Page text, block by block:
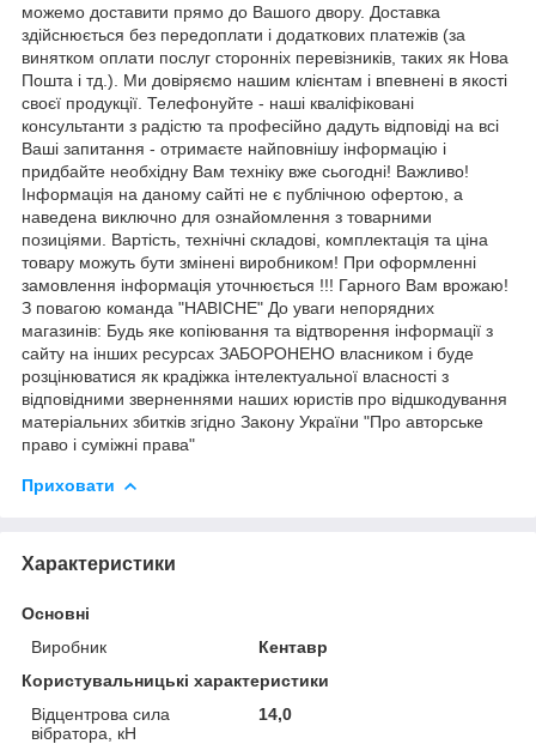
можемо доставити прямо до Вашого двору. Доставка
здійснюється без передоплати і додаткових платежів (за
винятком оплати послуг сторонніх перевізників, таких як Нова
Пошта і тд.). Ми довіряємо нашим клієнтам і впевнені в якості
своєї продукції. Телефонуйте - наші кваліфіковані
консультанти з радістю та професійно дадуть відповіді на всі
Ваші запитання - отримаєте найповнішу інформацію і
придбайте необхідну Вам техніку вже сьогодні! Важливо!
Інформація на даному сайті не є публічною офертою, а
наведена виключно для ознайомлення з товарними
позиціями. Вартість, технічні складові, комплектація та ціна
товару можуть бути змінені виробником! При оформленні
замовлення інформація уточнюється !!! Гарного Вам врожаю!
З повагою команда "НАВІСНЕ" До уваги непорядних
магазинів: Будь яке копіювання та відтворення інформації з
сайту на інших ресурсах ЗАБОРОНЕНО власником і буде
розцінюватися як крадіжка інтелектуальної власності з
відповідними зверненнями наших юристів про відшкодування
матеріальних збитків згідно Закону України "Про авторське
право і суміжні права"
Приховати
Характеристики
Основні
Виробник
Кентавр
Користувальницькі характеристики
Відцентрова сила
вібратора, кН
14,0